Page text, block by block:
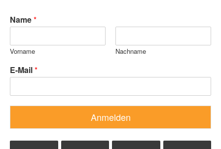
Name*
Vorname Nachname
E-Mail*
Anmelden